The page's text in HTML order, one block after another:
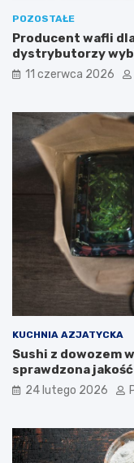
POZOSTAŁE
Producent wafli
dystrybutorzy
11 czerwca 2026
KUCHNIA AZJATYCKA
Sushi z dowozem
sprawdzona jakość
24 lutego 2026